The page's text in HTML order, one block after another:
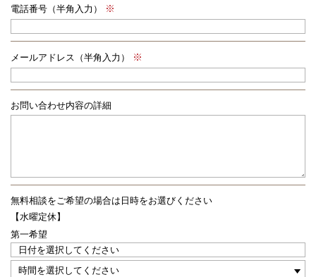
電話番号（半角入力）
メールアドレス（半角入力）
お問い合わせ内容の詳細
無料相談をご希望の場合は 日時をお選びください
【水曜定休】
第一希望